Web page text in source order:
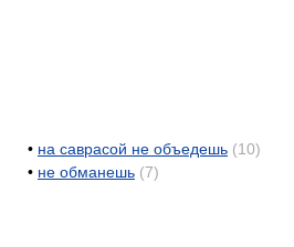
• на саврасой не объедешь (10)
• не обманешь (7)